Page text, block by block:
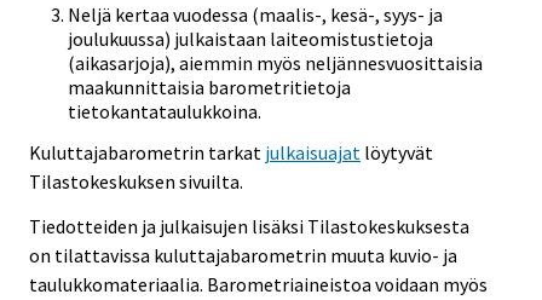
Neljä kertaa vuodessa (maalis-, kesä-, syys- ja
joulukuussa) julkaistaan laiteomistustietoja
(aikasarjoja), aiemmin myös neljännesvuosittaisia
maakunnittaisia barometritietoja
tietokantataulukkoina.
Kuluttajabarometrin tarkat julkaisuajat löytyvät
Tilastokeskuksen sivuilta.
Tiedotteiden ja julkaisujen lisäksi Tilastokeskuksesta
on tilattavissa kuluttajabarometrin muuta kuvio- ja
taulukkomateriaalia. Barometriaineistoa voidaan myös